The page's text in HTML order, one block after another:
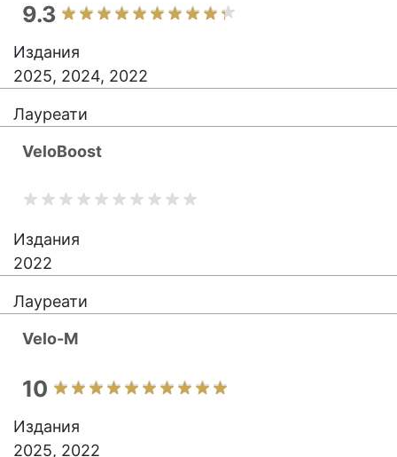
9.3
Издания
2025, 2024, 2022
Лауреати
VeloBoost
Издания
2022
Лауреати
Velo-M
10
Издания
2025, 2022